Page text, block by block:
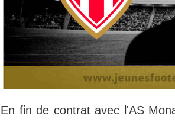
En fin de contrat avec l'AS